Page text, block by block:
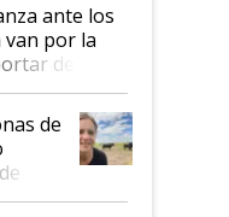
ante los
van por la
dejó de
un
de